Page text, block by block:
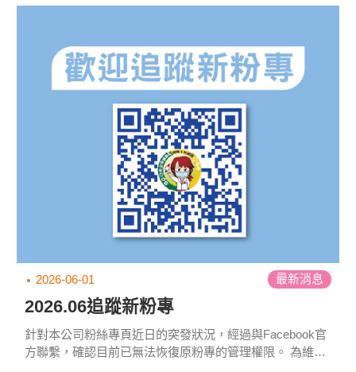
理財信用至上】分期期數、回饋內容及相關權益依各發卡
期付款服務 ...
2026-06-01 最新消息
2026.06追蹤新粉專
針對本公司粉絲專頁近日的突發狀況，經過與Facebook官
方聯繫，確認目前已無法恢復原粉專的管理權限。 為維持